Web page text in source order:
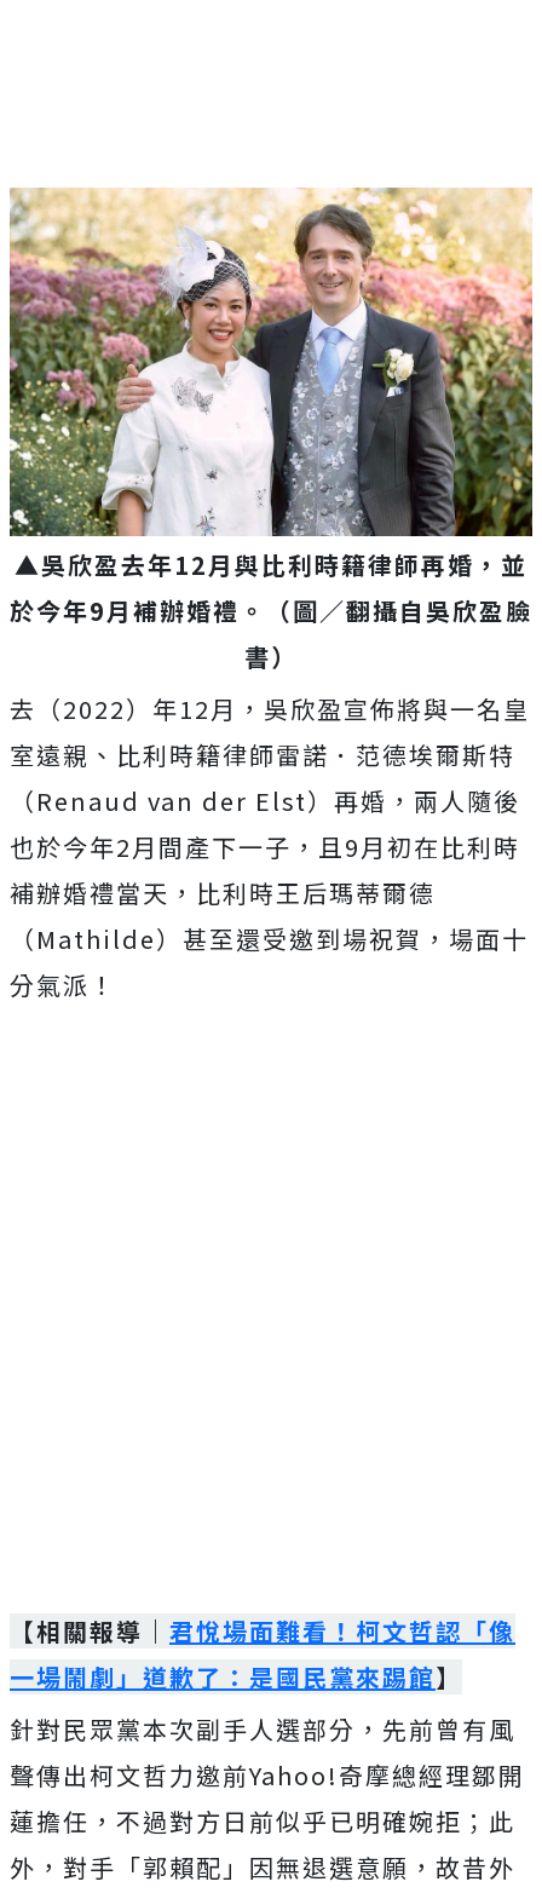
▲吳欣盈去年12月與比利時籍律師再婚，並
於今年9月補辦婚禮。（圖／翻攝自吳欣盈臉
書）
去（2022）年12月，吳欣盈宣佈將與一名皇
室遠親、比利時籍律師雷諾．范德埃爾斯特
（Renaud van der Elst）再婚，兩人隨後
也於今年2月間產下一子，且9月初在比利時
補辦婚禮當天，比利時王后瑪蒂爾德
（Mathilde）甚至還受邀到場祝賀，場面十
分氣派！
【相關報導｜ 君悅場面難看！柯文哲認「像
一場鬧劇」道歉了：是國民黨來踢館】
針對民眾黨本次副手人選部分，先前曾有風
聲傳出柯文哲力邀前Yahoo!奇摩總經理鄒開
蓮擔任，不過對方日前似乎已明確婉拒；此
外，對手「郭賴配」因無退選意願，故昔外